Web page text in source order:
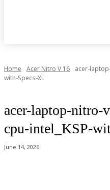
Home Acer Nitro V 16
acer-
with-Specs-XL
acer-laptop-nitro-
cpu-intel_KSP-
June 14, 2026